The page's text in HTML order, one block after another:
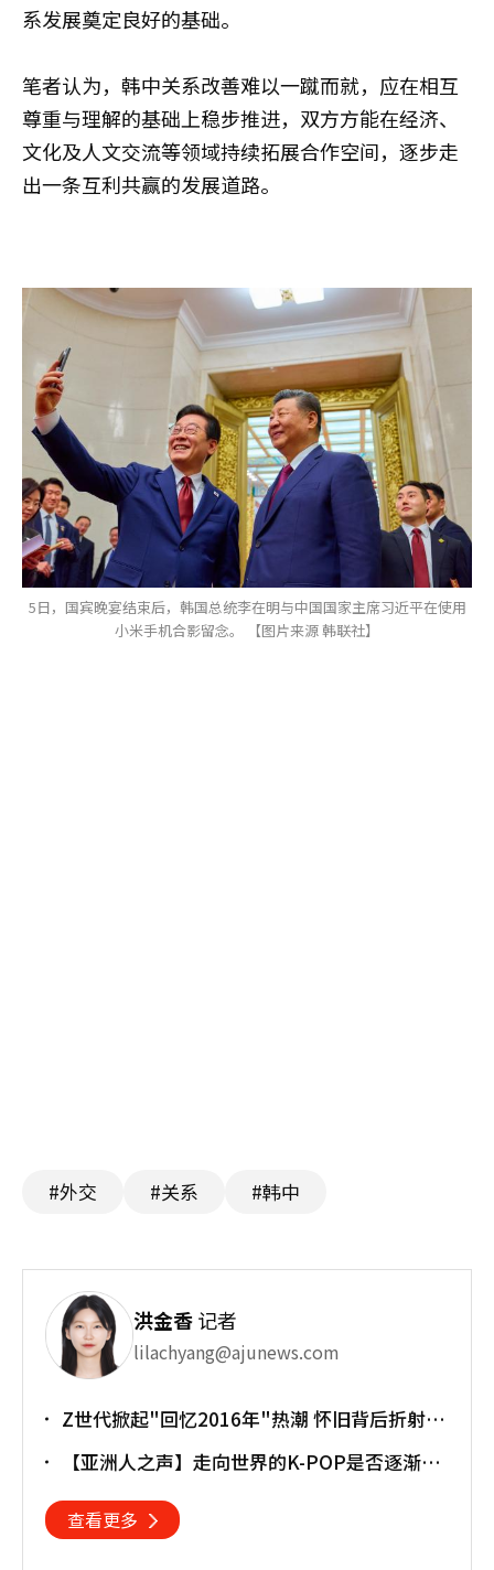
系发展奠定良好的基础。
笔者认为，韩中关系改善难以一蹴而就，应在相互
尊重与理解的基础上稳步推进，双方方能在经济、
文化及人文交流等领域持续拓展合作空间，逐步走
出一条互利共赢的发展道路。
5日，国宾晚宴结束后，韩国总统李在明与中国国家主席习近平在使用
小米手机合影留念。 【图片来源 韩联社】
#外交 #关系 #韩中
洪金香记者
lilachyang@ajunews.com
Z世代掀起"回忆2016年"热潮 怀旧背后折射经
【亚洲人之声】走向世界的K-POP是否逐渐淡
查看更多